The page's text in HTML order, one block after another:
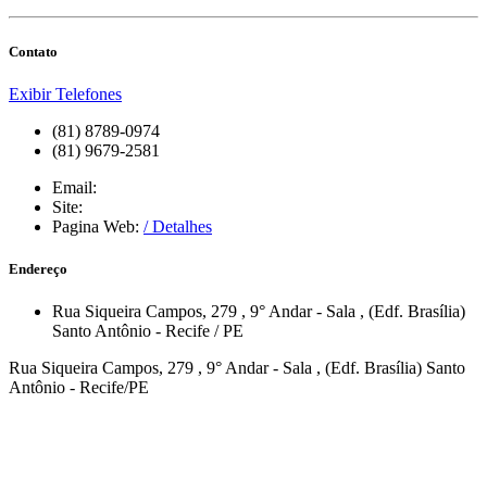
Contato
Exibir Telefones
(81) 8789-0974
(81) 9679-2581
Email:
Site:
Pagina Web: / Detalhes
Endereço
Rua Siqueira Campos, 279 , 9° Andar - Sala , (Edf. Brasília)
Santo Antônio - Recife /PE
Rua Siqueira Campos, 279 , 9° Andar - Sala , (Edf. Brasília) Santo
Antônio - Recife/PE